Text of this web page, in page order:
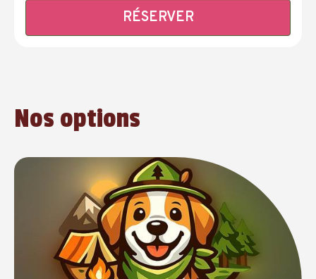
RÉSERVER
Nos options